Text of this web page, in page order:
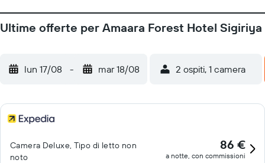
minerale gratuita e accessori per la preparazione di caffè/tè. Le
pulizie vengono eseguite tutti i giorni. Sono presenti una piscina
elencate di seguito sono disponibili in loco o nelle vicinanze. È
Ultime offerte per Amaara Forest Hotel Sigiriya
lun 17/08 - mar 18/08 2 ospiti, 1 camera
Camera Deluxe, Tipo di letto non
noto
86 €
a notte, con commissioni